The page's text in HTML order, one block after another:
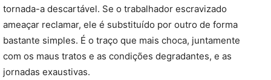
tornada-a descartável. Se o trabalhador escravizado
ameaçar reclamar, ele é substituído por outro de forma
bastante simples. É o traço que mais choca, juntamente
com os maus tratos e as condições degradantes, e as
jornadas exaustivas.